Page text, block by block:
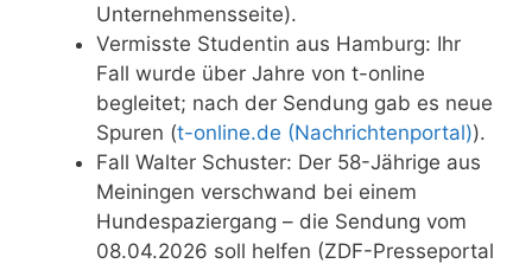
Unternehmensseite).
Vermisste Studentin aus Hamburg: Ihr
Fall wurde über Jahre von t-online
begleitet; nach der Sendung gab es neue
Spuren (t-online.de (Nachrichtenportal)).
Fall Walter Schuster: Der 58-Jährige aus
Meiningen verschwand bei einem
Hundespaziergang – die Sendung vom
08.04.2026 soll helfen (ZDF-Presseportal